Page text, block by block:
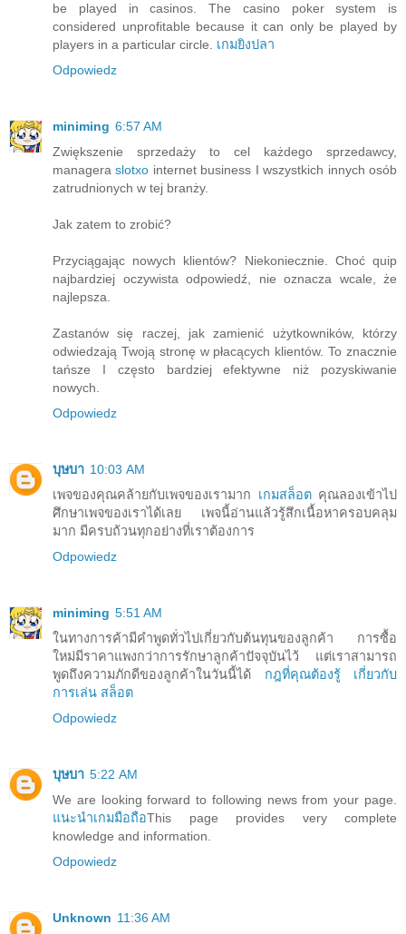
be played in casinos. The casino poker system is
considered unprofitable because it can only be played by
players in a particular circle. เกมยิงปลา
Odpowiedz
miniming 6:57 AM
Zwiększenie sprzedaży to cel każdego sprzedawcy,
manageraslotxo internet business I wszystkich innych osób
zatrudnionych w tej branży.
Jak zatem to zrobić?
Przyciągając nowych klientów? Niekoniecznie. Choć quip
najbardziej oczywista odpowiedź, nie oznacza wcale, że
najlepsza.
Zastanów się raczej, jak zamienić użytkowników, którzy
odwiedzają Twoją stronę w płacących klientów. To znacznie
tańsze I często bardziej efektywne niż pozyskiwanie
nowych.
Odpowiedz
บุษบา 10:03 AM
เพจของคุณคล้ายกับเพจของเรามาก เกมสล็อตคุณลองเข้าไป
ศึกษาเพจของเราได้เลย เพจนี้อ่านแล้วรู้สึกเนื้อหาครอบคลุม
มาก มีครบถ้วนทุกอย่างที่เราต้องการ
Odpowiedz
miniming 5:51 AM
ในทางการค้ามีคำพูดทั่วไปเกี่ยวกับต้นทุนของลูกค้า การซื้อ
ใหม่มีราคาแพงกว่าการรักษาลูกค้าปัจจุบันไว้ แต่เราสามารถ
พูดถึงความภักดีของลูกค้าในวันนี้ได้ กฎที่คุณต้องรู้ เกี่ยวกับ
การเล่น สล็อต
Odpowiedz
บุษบา 5:22 AM
We are looking forward to following news from your page.
แนะนำเกมมือถือThis page provides very complete
knowledge and information.
Odpowiedz
Unknown 11:36 AM